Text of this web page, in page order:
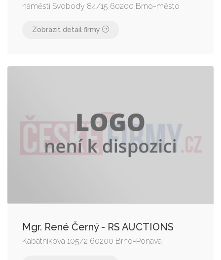
náměstí Svobody 84/15 60200 Brno-město
Zobrazit detail firmy
Mgr. René Černý - RS AUCTIONS
Kabátníkova 105/2 60200 Brno-Ponava